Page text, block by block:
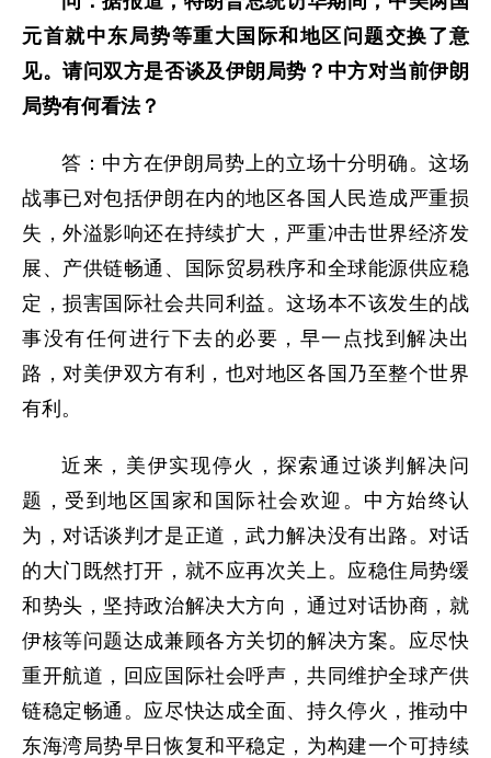
元首就中东局势等重大国际和地区问题交换了意
见。请问双方是否谈及伊朗局势？中方对当前伊朗
局势有何看法？
答：中方在伊朗局势上的立场十分明确。这场
战事已对包括伊朗在内的地区各国人民造成严重损
失，外溢影响还在持续扩大，严重冲击世界经济发
展、产供链畅通、国际贸易秩序和全球能源供应稳
定，损害国际社会共同利益。这场本不该发生的战
事没有任何进行下去的必要，早一点找到解决出
路，对美伊双方有利，也对地区各国乃至整个世界
有利。
近来，美伊实现停火，探索通过谈判解决问
题，受到地区国家和国际社会欢迎。中方始终认
为，对话谈判才是正道，武力解决没有出路。对话
的大门既然打开，就不应再次关上。应稳住局势缓
和势头，坚持政治解决大方向，通过对话协商，就
伊核等问题达成兼顾各方关切的解决方案。应尽快
重开航道，回应国际社会呼声，共同维护全球产供
链稳定畅通。应尽快达成全面、持久停火，推动中
东海湾局势早日恢复和平稳定，为构建一个可持续